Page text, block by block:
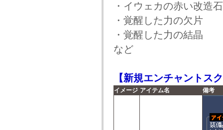
・イウェカの赤い改造石
・覚醒した力の欠片
・覚醒した力の結晶
など
【新規エンチャントス
イメージ アイテム名 備考